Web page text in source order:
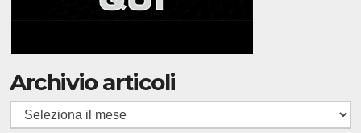
Archivio articoli
Archivio
articoli